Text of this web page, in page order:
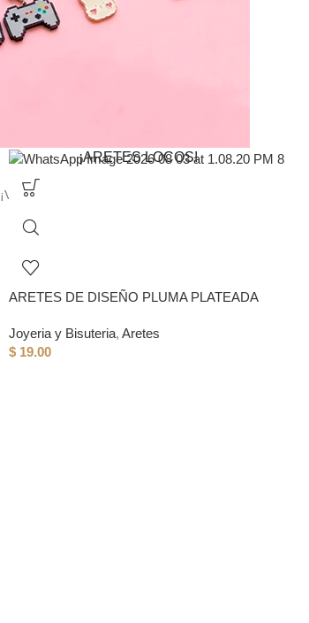
¡ARETES LOCOS!
¡Visita toda nuestra sección de aretes aesthethic!
ARETES DE DISEÑO PLUMA PLATEADA
Joyeria y Bisuteria, Aretes
$ 19.00